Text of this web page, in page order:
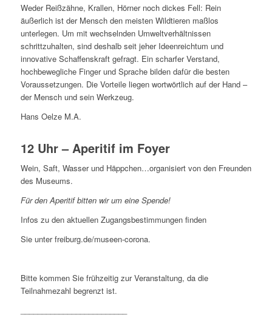
Weder Reißzähne, Krallen, Hörner noch dickes Fell: Rein
äußerlich ist der Mensch den meisten Wildtieren maßlos
unterlegen. Um mit wechselnden Umweltverhältnissen
schrittzuhalten, sind deshalb seit jeher Ideenreichtum und
innovative Schaffenskraft gefragt. Ein scharfer Verstand,
hochbewegliche Finger und Sprache bilden dafür die besten
Voraussetzungen. Die Vorteile liegen wortwörtlich auf der Hand –
der Mensch und sein Werkzeug.
Hans Oelze M.A.
12 Uhr – Aperitif im Foyer
Wein, Saft, Wasser und Häppchen…organisiert von den Freunden
des Museums.
Für den Aperitif bitten wir um eine Spende!
Infos zu den aktuellen Zugangsbestimmungen finden
Sie unter freiburg.de/museen-corona.
Bitte kommen Sie frühzeitig zur Veranstaltung, da die
Teilnahmezahl begrenzt ist.